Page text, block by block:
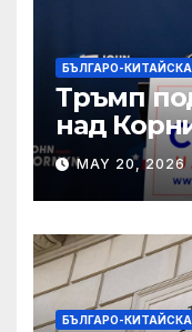
БЪЛГАРО-
Тръмп
над
Тексас в
подкрепа
MAY 20, 2026
БЪЛГАРО-